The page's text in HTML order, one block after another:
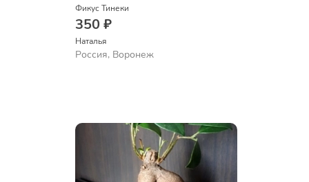
Фикус Тинеки
350 ₽
Наталья
Россия, Воронеж